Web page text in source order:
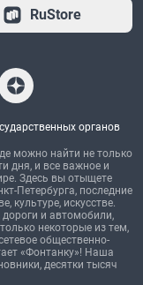
RuStore
органов
можно найти не только
дня, и все важное и
Здесь вы отыщете
Петербурга, последние
культуре, искусстве.
и автомобили,
некоторые из тем,
общественно-
«Фонтанку»! Наша
десятки тысяч